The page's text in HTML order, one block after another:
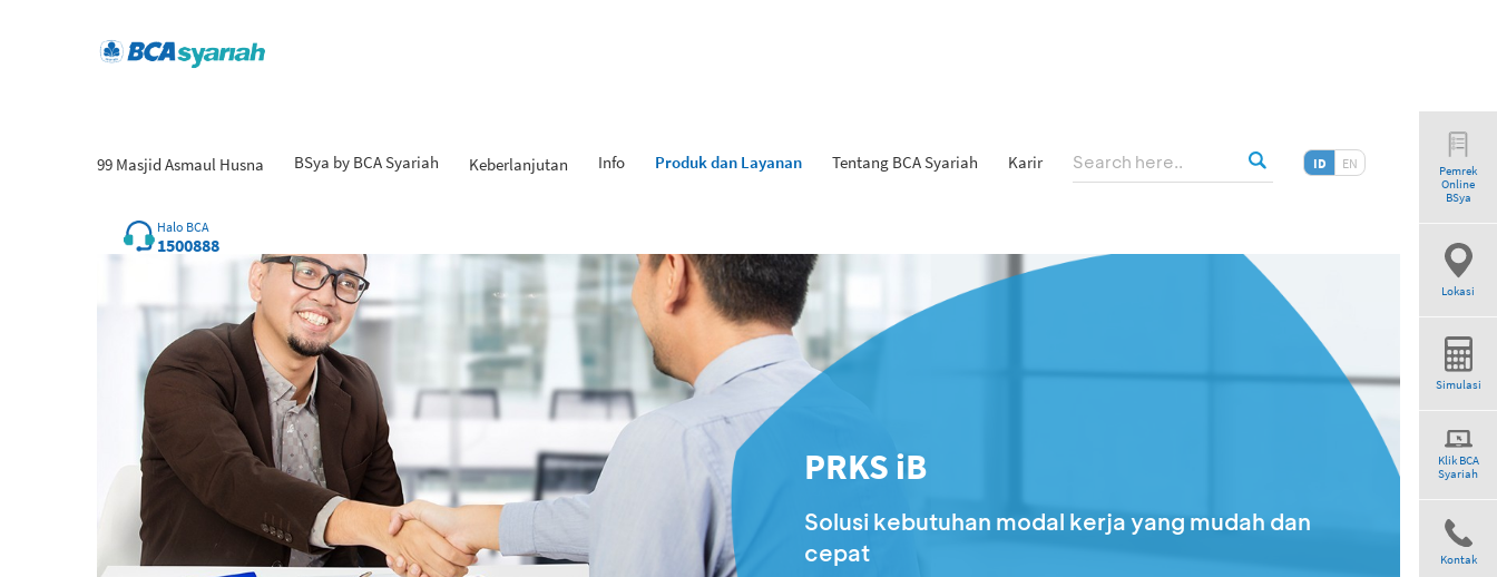
99 Masjid Asmaul Husna BSya by BCA Syariah Keberlanjutan Info Produk dan Layanan Tentang BCA Syariah Karir ID EN
Halo BCA
1500888
Pemrek
Online
BSya
Lokasi
Simulasi
Klik BCA
Syariah
Kontak
PRKS iB
Solusi kebutuhan modal kerja yang mudah dan
cepat